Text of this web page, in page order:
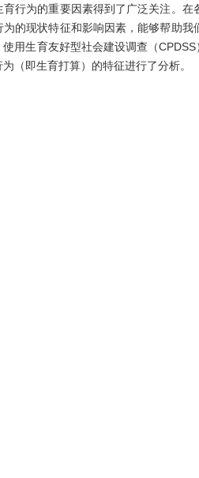
育行为的重要因素得到了广泛关注。
为的现状特征和影响因素，能够帮助
用生育友好型社会建设调查（
（即生育打算）的特征进行了分析。